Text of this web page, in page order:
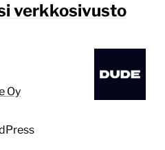
verkkosivusto
Oy